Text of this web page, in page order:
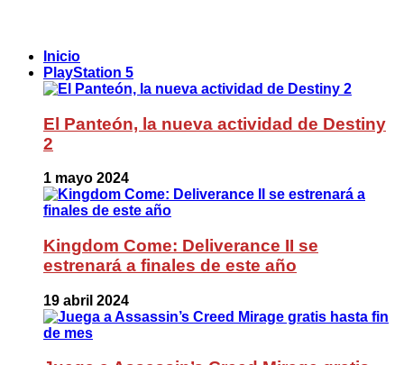
Inicio
PlayStation 5
El Panteón, la nueva actividad de Destiny
2
1 mayo 2024
Kingdom Come: Deliverance II se
estrenará a finales de este año
19 abril 2024